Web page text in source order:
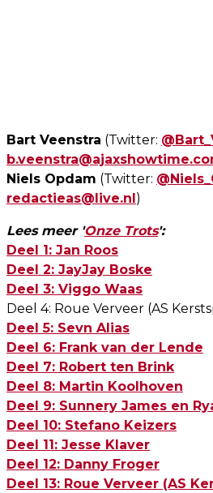
Bart Veenstra (Twitter:
Niels Opdam (Twitter:
redactieas@live.nl )
Lees meer 'Onze Trots':
Deel 1: Jan Roos
Deel 2: JayJay Boske
Deel 3: Viggo Waas
Deel 4: Roue Verveer (AS
Deel 5: Sevn Alias
Deel 6: Frank van der Lende
Deel 7: Robert ten Brink
Deel 8: Martin Koolhoven
Deel 9: Sunnery James en
Deel 10: Stefano Keizers
Deel 11: Jesse Klaver
Deel 12: Danny Froger
Deel 13: Roue Verveer (AS